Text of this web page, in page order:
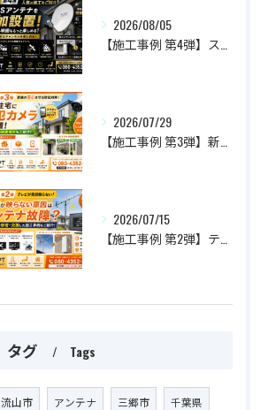
2026/08/05
2026/07/29
2026/07/15
タグ Tags
流山市 アンテナ 三郷市 千葉県